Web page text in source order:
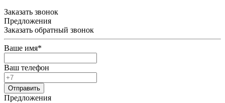
Заказать звонок
Предложения
Заказать обратный звонок
Ваше имя*
Ваш телефон
Предложения